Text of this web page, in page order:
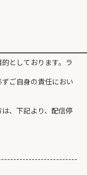
としております。ラ
ご自身の責任におい
、下記より、配信停